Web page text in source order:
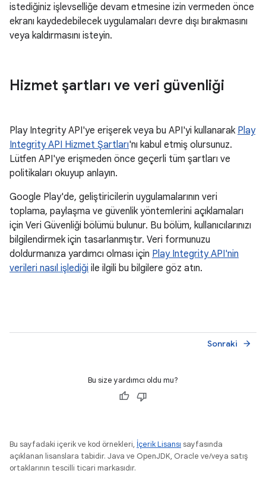
istediğiniz işlevselliğe devam etmesine izin vermeden önce
ekranı kaydedebilecek uygulamaları devre dışı bırakmasını
veya kaldırmasını isteyin.
Hizmet şartları ve veri güvenliği
Play Integrity API'ye erişerek veya bu API'yi kullanarak Play
Integrity API Hizmet Şartları'nı kabul etmiş olursunuz.
Lütfen API'ye erişmeden önce geçerli tüm şartları ve
politikaları okuyup anlayın.
Google Play'de, geliştiricilerin uygulamalarının veri
toplama, paylaşma ve güvenlik yöntemlerini açıklamaları
için Veri Güvenliği bölümü bulunur. Bu bölüm, kullanıcılarınızı
bilgilendirmek için tasarlanmıştır. Veri formunuzu
doldurmanıza yardımcı olması için Play Integrity API'nin
verileri nasıl işlediği ile ilgili bu bilgilere göz atın.
Sonraki arrow_forward
Bu size yardımcı oldu mu?
Bu sayfadaki içerik ve kod örnekleri, İçerik Lisansı sayfasında
açıklanan lisanslara tabidir. Java ve OpenJDK, Oracle ve/veya satış
ortaklarının tescilli ticari markasıdır.